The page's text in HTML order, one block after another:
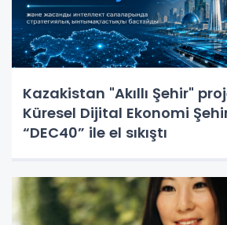
Kazakistan "Akıllı Şehir"
Küresel Dijital Ekonomi
“DEC40” ile el sıkıştı